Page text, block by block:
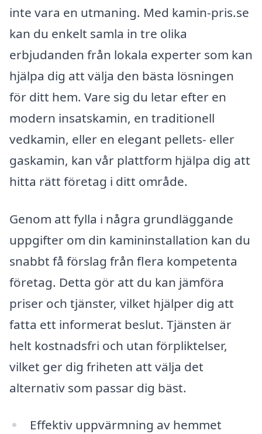
inte vara en utmaning. Med kamin-pris.se
kan du enkelt samla in tre olika
erbjudanden från lokala experter som kan
hjälpa dig att välja den bästa lösningen
för ditt hem. Vare sig du letar efter en
modern insatskamin, en traditionell
vedkamin, eller en elegant pellets- eller
gaskamin, kan vår plattform hjälpa dig att
hitta rätt företag i ditt område.
Genom att fylla i några grundläggande
uppgifter om din kamininstallation kan du
snabbt få förslag från flera kompetenta
företag. Detta gör att du kan jämföra
priser och tjänster, vilket hjälper dig att
fatta ett informerat beslut. Tjänsten är
helt kostnadsfri och utan förpliktelser,
vilket ger dig friheten att välja det
alternativ som passar dig bäst.
Effektiv uppvärmning av hemmet